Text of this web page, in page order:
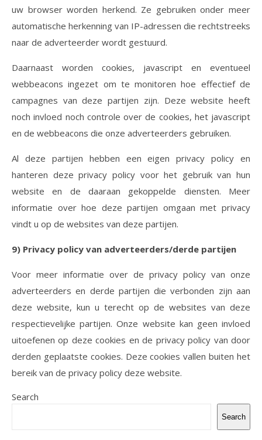
uw browser worden herkend. Ze gebruiken onder meer
automatische herkenning van IP-adressen die rechtstreeks
naar de adverteerder wordt gestuurd.
Daarnaast worden cookies, javascript en eventueel
webbeacons ingezet om te monitoren hoe effectief de
campagnes van deze partijen zijn. Deze website heeft
noch invloed noch controle over de cookies, het javascript
en de webbeacons die onze adverteerders gebruiken.
Al deze partijen hebben een eigen privacy policy en
hanteren deze privacy policy voor het gebruik van hun
website en de daaraan gekoppelde diensten. Meer
informatie over hoe deze partijen omgaan met privacy
vindt u op de websites van deze partijen.
9) Privacy policy van adverteerders/derde partijen
Voor meer informatie over de privacy policy van onze
adverteerders en derde partijen die verbonden zijn aan
deze website, kun u terecht op de websites van deze
respectievelijke partijen. Onze website kan geen invloed
uitoefenen op deze cookies en de privacy policy van door
derden geplaatste cookies. Deze cookies vallen buiten het
bereik van de privacy policy deze website.
Search
Search